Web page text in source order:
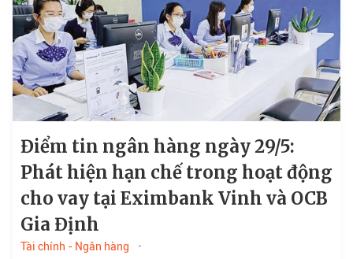
Điểm tin ngân hàng ngày 29/5:
Phát hiện hạn chế trong hoạt động
cho vay tại Eximbank Vinh và OCB
Gia Định
Tài chính - Ngân hàng